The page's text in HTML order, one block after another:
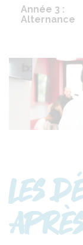
Année 3 :
Alternance
LES